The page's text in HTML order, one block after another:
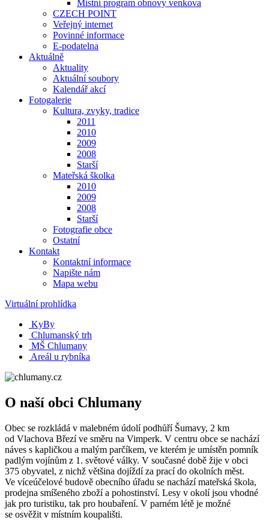
Místní program obnovy venkova
CZECH POINT
Veřejný internet
Povinné informace
E-podatelna
Aktuálně
Aktuality
Aktuální soubory
Kalendář akcí
Fotogalerie
Kultura, zvyky, tradice
2011
2010
2009
2008
Starší
Mateřská školka
2010
2009
2008
Starší
Fotografie obce
Ostatní
Kontakt
Kontaktní informace
Napište nám
Mapa webu
Virtuální prohlídka
KyBy
Chlumanský trh
MŠ Chlumany
Areál u rybníka
O naší obci Chlumany
Obec se rozkládá v malebném údolí podhůří Šumavy, 2 km
od Vlachova Březí ve směru na Vimperk. V centru obce se nachází
náves s kapličkou a malým parčíkem, ve kterém je umístěn pomník
padlým vojínům z 1. světové války. V současné době žije v obci
375 obyvatel, z nichž většina dojíždí za prací do okolních měst.
Ve víceúčelové budově obecního úřadu se nachází mateřská škola,
prodejna smíšeného zboží a pohostinství. Lesy v okolí jsou vhodné
jak pro turistiku, tak pro houbaření. V parném létě je možné
se osvěžit v místním koupališti.